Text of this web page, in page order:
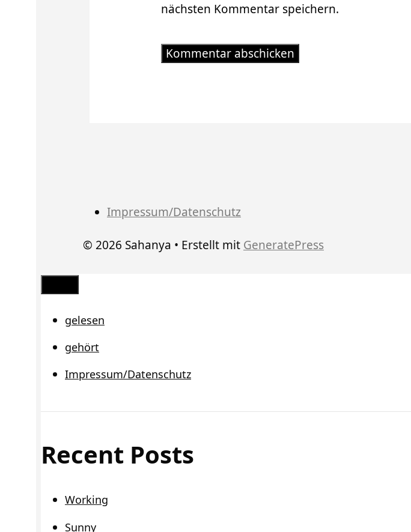
nächsten Kommentar speichern.
Impressum/Datenschutz
© 2026 Sahanya • Erstellt mit GeneratePress
Schließen
gelesen
gehört
Impressum/Datenschutz
Recent Posts
Working
Sunny